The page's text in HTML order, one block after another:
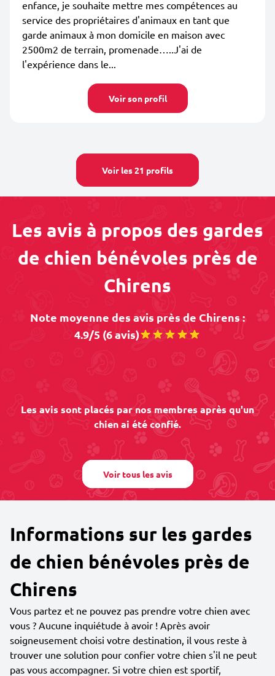
enfance, je souhaite mettre mes compétences au
service des propriétaires d'animaux en tant que
garde animaux à mon domicile en maison avec
2500m2 de terrain, promenade…..J'ai de
l'expérience dans le...
Voir son profil
Voir les 21 profils
Les avis à propos des gardes
de chien bénévoles près de
Chirens
Note moyenne des avis près de Chirens :
4.9/5 (6 avis)
Les avis sont placés par nos membres après qu'un
chien ai été confié.
Voir tous les avis
Informations sur les gardes
de chien bénévoles près de
Chirens
Vous partez et ne pouvez pas prendre votre chien avec
vous ? Aucune inquiétude à avoir ! Après avoir
soigneusement choisi votre destination, il vous reste à
trouver une solution pour confier votre chien s'il ne peut
pas vous accompagner. Si votre chien est sportif,